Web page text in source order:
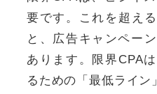
要です。これを超え
と、広告キャンペー
あります。限界CPA
るための「最低ライン